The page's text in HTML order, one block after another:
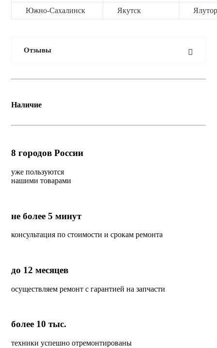
Южно-Сахалинск Якутск
Отзывы
Наличие
8 городов России
уже пользуются
нашими товарами
не более 5 минут
консультация по стоимости и срокам ремонта
до 12 месяцев
осуществляем ремонт с гарантией на запчасти
более 10 тыс.
техники успешно отремонтированы